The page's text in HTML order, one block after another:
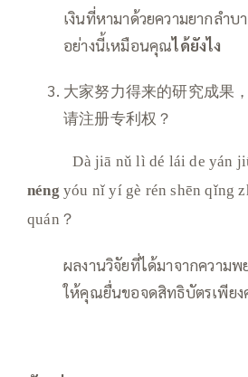
เงินที่หามาด้วยความยากลำบ
อย่างนี้เหมือนคุณได้ยังไง
大家努力得来的研究成果
请注册专利权？
Dà jiā nǔ lì dé lái de yán jiū
néng yóu nǐ yí gè rén shēn qǐng
quán？
ผลงานวิจัยที่ได้มาจากความ
ให้คุณยื่นขอจดสิทธิบัตรเพียง